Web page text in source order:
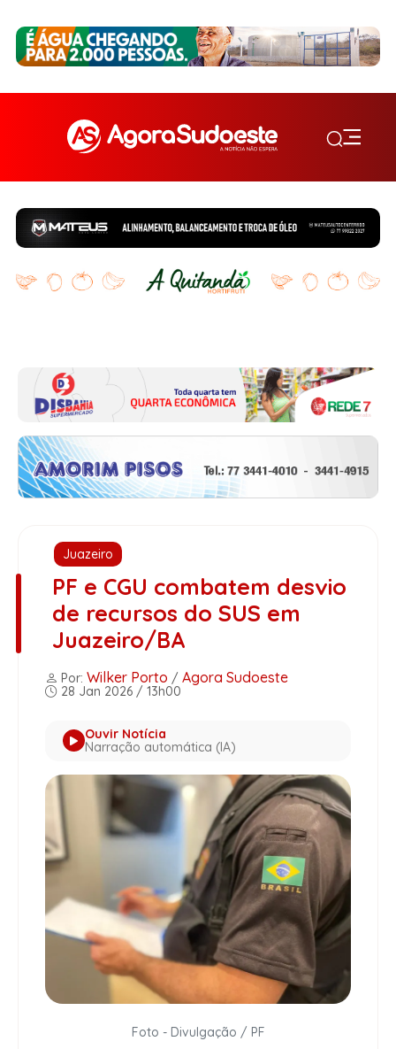
Juazeiro
PF e CGU combatem desvio
de recursos do SUS em
Juazeiro/BA
Por: Wilker Porto / Agora Sudoeste
28 Jan 2026 / 13h00
Ouvir Notícia
Narração automática (IA)
Foto - Divulgação / PF